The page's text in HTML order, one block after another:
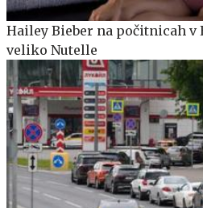
Hailey Bieber na počitnicah
veliko Nutelle